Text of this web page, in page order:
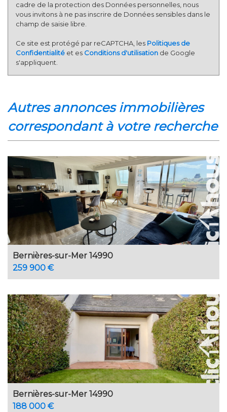
cadre de la protection des Données personnelles, nous
vous invitons à ne pas inscrire de Données sensibles dans le
champ de saisie libre.
Ce site est protégé par reCAPTCHA, les Politiques de
Confidentialité et es Conditions d'utilisation de Google
s'appliquent.
autres annonces immobilières
correspondant à votre recherche
Bernières-sur-Mer 14990
259 900 €
Bernières-sur-Mer 14990
188 000 €